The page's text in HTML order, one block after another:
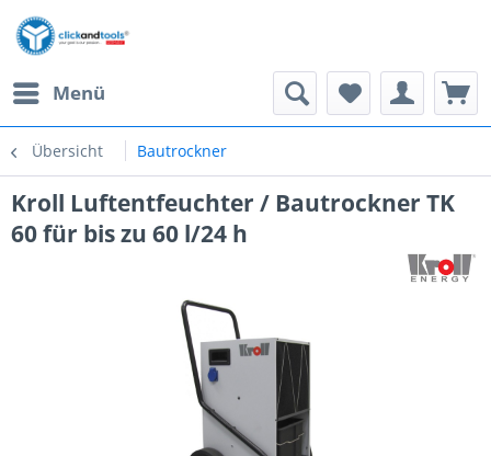
Menü
Übersicht Bautrockner
Kroll Luftentfeuchter / Bautrockner TK
60 für bis zu 60 l/24 h